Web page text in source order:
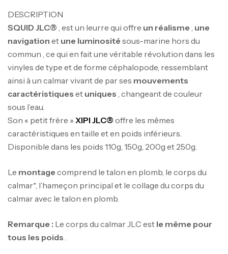
DESCRIPTION
SQUID JLC® , est un leurre qui offre un réalisme une
navigation et une luminosité sous-marine hors du
commun , ce qui en fait une véritable révolution dans les
vinyles de type et de forme céphalopode, ressemblant
ainsi à un calmar vivant de par ses mouvements
caractéristiques et uniques , changeant de couleur
sous l’eau.
Son « petit frère » XIPI JLC® offre les mêmes
caractéristiques en taille et en poids inférieurs.
Disponible dans les poids 110g, 150g, 200g et 250g.
Le montage comprend le talon en plomb, le corps du
calmar*, l’hameçon principal et le collage du corps du
calmar avec le talon en plomb.
Remarque : Le corps du calmar JLC est le même pour
tous les poids